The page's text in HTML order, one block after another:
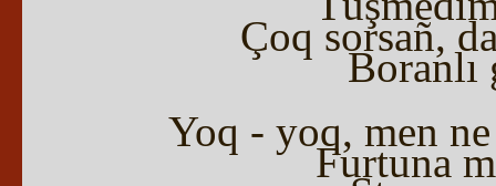
Çoq sorsañ,
Boranlı
Yoq - yoq, men
Furtuna